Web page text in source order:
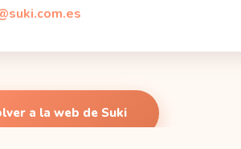
a la web de Suki